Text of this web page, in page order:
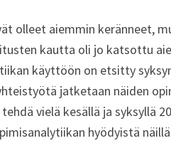
olleet aiemmin keränneet,
kautta oli jo katsottu
käyttöön on etsitty
jatketaan näiden
vielä kesällä ja syksyllä
hyödyistä